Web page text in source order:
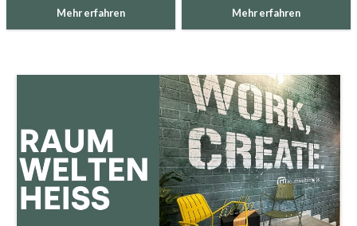
Mehr erfahren Mehr erfahren